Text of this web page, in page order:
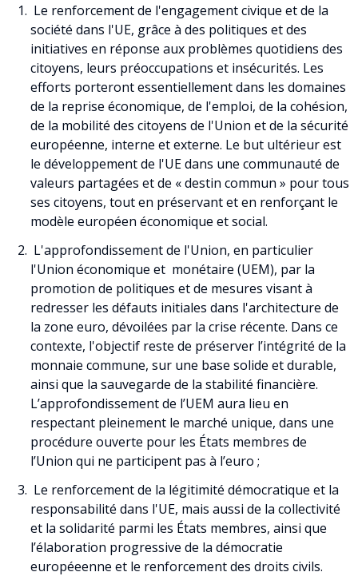
Le renforcement de l'engagement civique et de la
société dans l'UE, grâce à des politiques et des
initiatives en réponse aux problèmes quotidiens des
citoyens, leurs préoccupations et insécurités. Les
efforts porteront essentiellement dans les domaines
de la reprise économique, de l'emploi, de la cohésion,
de la mobilité des citoyens de l'Union et de la sécurité
européenne, interne et externe. Le but ultérieur est
le développement de l'UE dans une communauté de
valeurs partagées et de « destin commun » pour tous
ses citoyens, tout en préservant et en renforçant le
modèle européen économique et social.
L'approfondissement de l'Union, en particulier
l'Union économique et monétaire (UEM), par la
promotion de politiques et de mesures visant à
redresser les défauts initiales dans l'architecture de
la zone euro, dévoilées par la crise récente. Dans ce
contexte, l'objectif reste de préserver l’intégrité de la
monnaie commune, sur une base solide et durable,
ainsi que la sauvegarde de la stabilité financière.
L’approfondissement de l’UEM aura lieu en
respectant pleinement le marché unique, dans une
procédure ouverte pour les États membres de
l’Union qui ne participent pas à l’euro ;
Le renforcement de la légitimité démocratique et la
responsabilité dans l'UE, mais aussi de la collectivité
et la solidarité parmi les États membres, ainsi que
l’élaboration progressive de la démocratie
européeenne et le renforcement des droits civils.